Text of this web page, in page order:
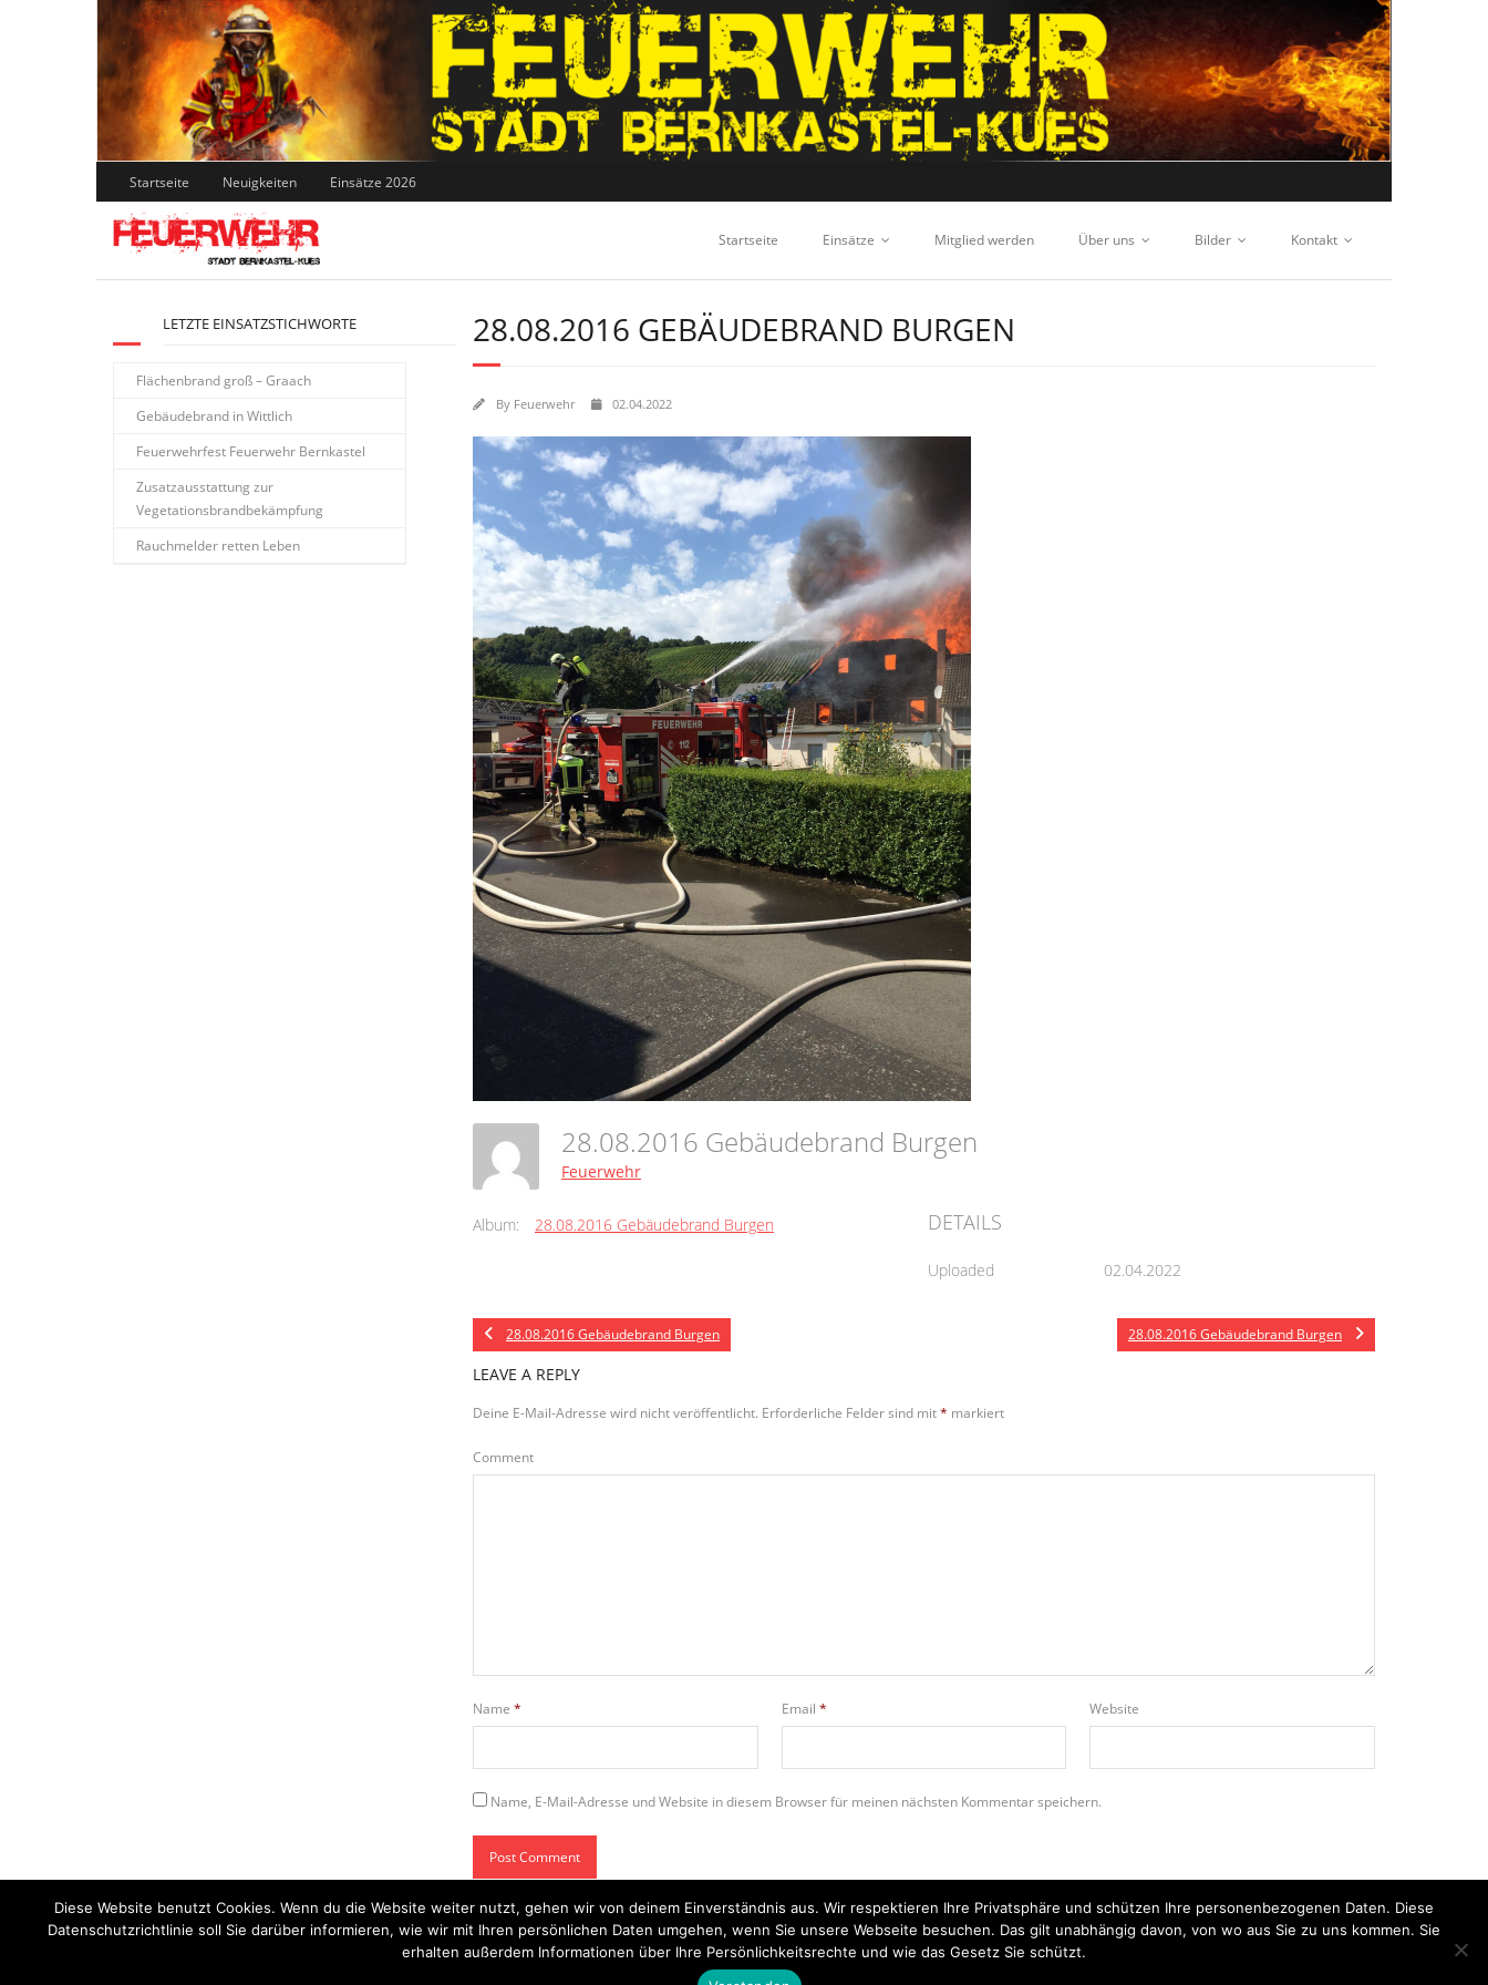
Skip
to
content
Startseite Neuigkeiten Einsätze 2026
Startseite Einsätze Mitglied werden Über uns Bilder Kontakt
28.08.2016 GEBÄUDEBRAND BURGEN
By Feuerwehr 02.04.2022
28.08.2016 Gebäudebrand Burgen
Feuerwehr
Album: 28.08.2016 Gebäudebrand Burgen DETAILS
Uploaded 02.04.2022
28.08.2016 Gebäudebrand Burgen 28.08.2016 Gebäudebrand Burgen
LEAVE A REPLY
Deine E-Mail-Adresse wird nicht veröffentlicht. Erforderliche Felder sind mit* markiert
Comment
Name * Email * Website
Name, E-Mail-Adresse und Website in diesem Browser für meinen nächsten Kommentar speichern.
LETZTE EINSATZSTICHWORTE
Flächenbrand groß – Graach
Gebäudebrand in Wittlich
Feuerwehrfest Feuerwehr Bernkastel
Zusatzausstattung zur
Vegetationsbrandbekämpfung
Rauchmelder retten Leben
Startseite Einsätze Mitglied werden Über uns Bilder
Kontakt
Diese Website benutzt Cookies. Wenn du die Website weiter nutzt, gehen wir von deinem Einverständnis aus. Wir respektieren Ihre Privatsphäre und schützen Ihre personenbezogenen Daten. Diese
Datenschutzrichtlinie soll Sie darüber informieren, wie wir mit Ihren persönlichen Daten umgehen, wenn Sie unsere Webseite besuchen. Das gilt unabhängig davon, von wo aus Sie zu uns kommen. Sie
erhalten außerdem Informationen über Ihre Persönlichkeitsrechte und wie das Gesetz Sie schützt.